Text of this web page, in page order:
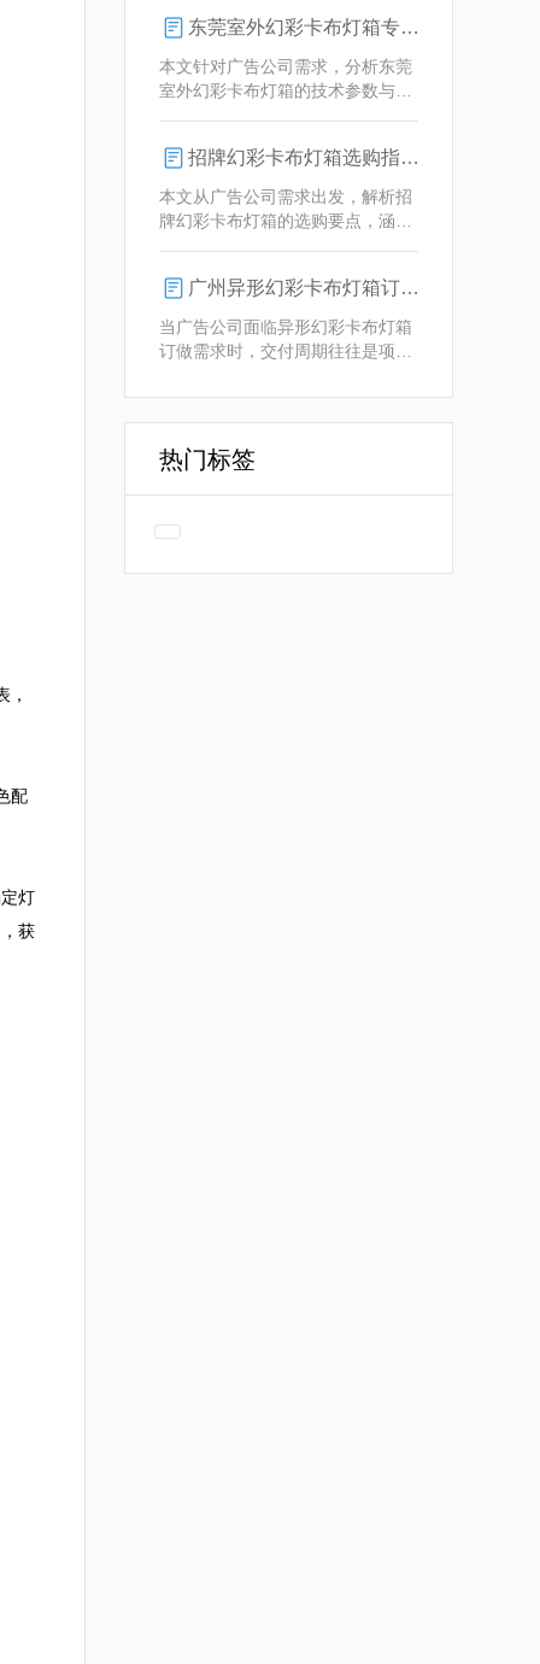
，
配
灯
获
在动态效果与全天候耐用性上的专
业解决方案。
东莞室外幻彩卡布灯箱专业供应商技术解析
本文针对广告公司需求，分析东莞
室外幻彩卡布灯箱的技术参数与定
招牌幻彩卡布灯箱选购指南：广州广告公司专业视角
本文从广告公司需求出发，解析招
牌幻彩卡布灯箱的选购要点，涵盖
户提供专业解决方案。
广州异形幻彩卡布灯箱订做：广告人必看的交付周期决策指南
当广告公司面临异形幻彩卡布灯箱
订做需求时，交付周期往往是项目
过技术预配与柔性生产体系，将定
制周期压缩至行业领先水平？
热门标签